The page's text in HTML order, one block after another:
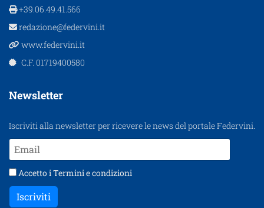
+39.06.49.41.566
redazione@federvini.it
www.federvini.it
C.F. 01719400580
Newsletter
Iscriviti alla newsletter per ricevere le news del portale Federvini.
Accetto iTermini e condizioni
Iscriviti